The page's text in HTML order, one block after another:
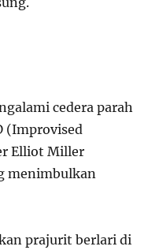
cedera parah
(Improvised
Elliot Miller
menimbulkan
prajurit berlari di